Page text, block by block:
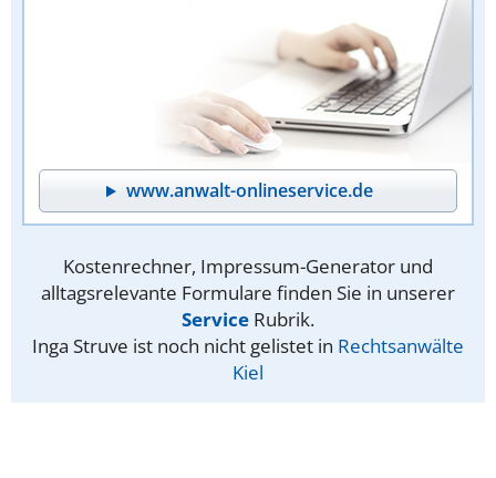
www.anwalt-onlineservice.de
Kostenrechner, Impressum-Generator und
alltagsrelevante Formulare finden Sie in unserer
Service Rubrik.
Inga Struve ist noch nicht gelistet in Rechtsanwälte
Kiel